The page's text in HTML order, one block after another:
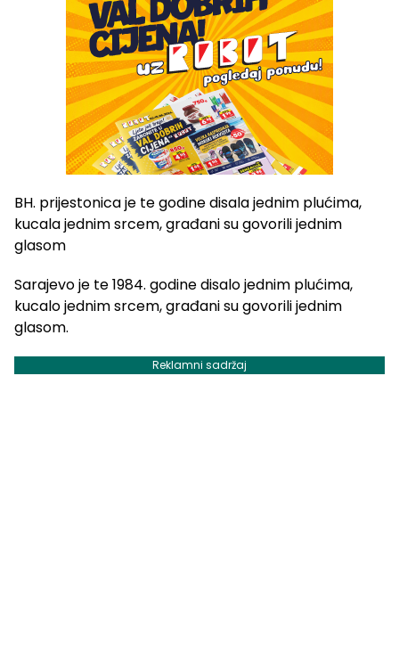
BH. prijestonica je te godine disala jednim plućima,
kucala jednim srcem, građani su govorili jednim
glasom
Sarajevo je te 1984. godine disalo jednim plućima,
kucalo jednim srcem, građani su govorili jednim
glasom.
Reklamni sadržaj